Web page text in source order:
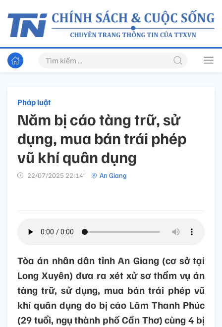
Pháp luật
Năm bị cáo tàng trữ, sử
dụng, mua bán trái phép
vũ khí quân dụng
22/07/2025 22:14’ An Giang
Tòa án nhân dân tỉnh An Giang (cơ sở tại
Long Xuyên) đưa ra xét xử sơ thẩm vụ án
tàng trữ, sử dụng, mua bán trái phép vũ
khí quân dụng do bị cáo Lâm Thanh Phúc
(29 tuổi, ngụ thành phố Cần Thơ) cùng 4 bị